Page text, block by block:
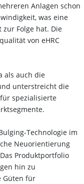
Anlagen schon
was eine
zur Folge hat. Die
von eHRC
als auch die
unterstreicht die
spezialisierte
Technologie im
Neuorientierung
Produktportfolio
hin zu
Güten für